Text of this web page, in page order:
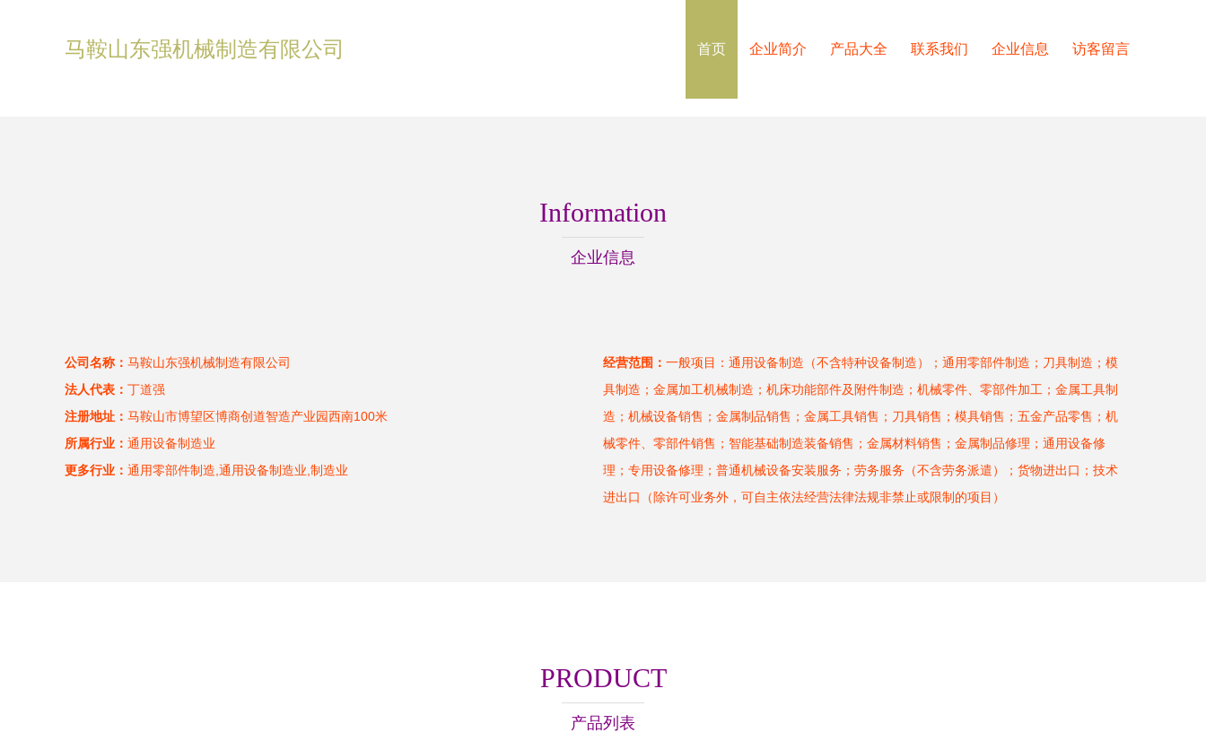
马鞍山东强机械制造有限公司 首页 企业简介 产品大全 联系我们 企业信息 访客留言
Information
企业信息
公司名称： 马鞍山东强机械制造有限公司
法人代表： 丁道强
注册地址： 马鞍山市博望区博商创道智造产业园西南100米
所属行业： 通用设备制造业
更多行业： 通用零部件制造,通用设备制造业,制造业
经营范围： 一般项目：通用设备制造（不含特种设备制造）；通用零部件制造；刀具制造；模
具制造；金属加工机械制造；机床功能部件及附件制造；机械零件、零部件加工；金属工具制
造；机械设备销售；金属制品销售；金属工具销售；刀具销售；模具销售；五金产品零售；机
械零件、零部件销售；智能基础制造装备销售；金属材料销售；金属制品修理；通用设备修
理；专用设备修理；普通机械设备安装服务；劳务服务（不含劳务派遣）；货物进出口；技术
进出口（除许可业务外，可自主依法经营法律法规非禁止或限制的项目）
PRODUCT
产品列表